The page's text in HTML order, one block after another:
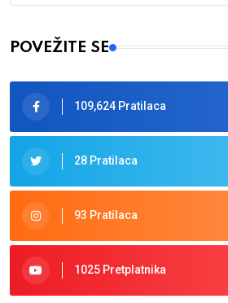
Type 2 or more characters for results.
POVEŽITE SE
109,624 Pratilaca
28 Pratilaca
93 Pratilaca
1025 Pretplatnika